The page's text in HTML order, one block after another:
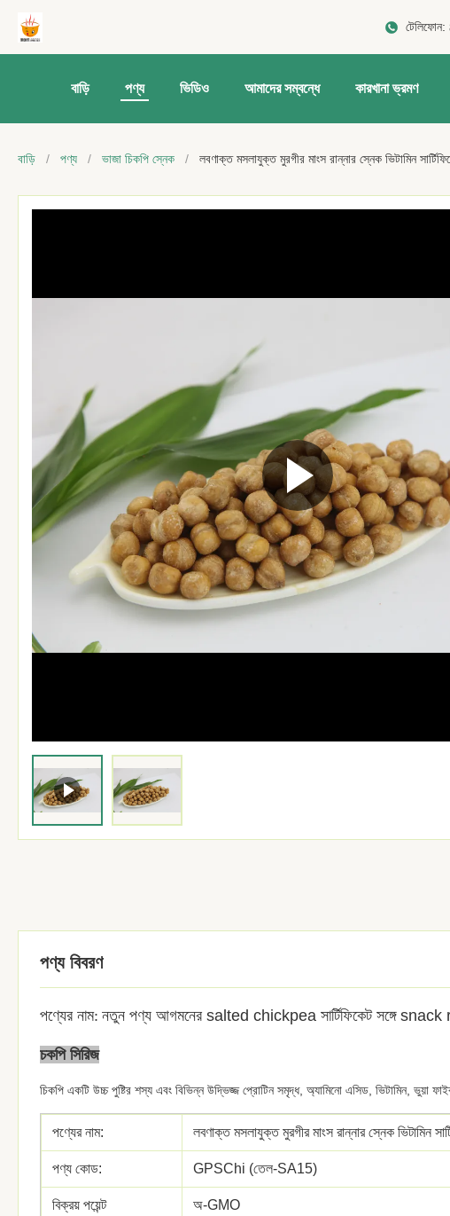
টেলিফোন:
বাড়ি পণ্য ভিডিও আমাদের সম্বন্ধে কারখানা ভ্রমণ
বাড়ি / পণ্য / ভাজা চিকপি স্নেক / লবণাক্ত মসলাযুক্ত মুরগীর মাংস রান্নার স্নেক ভিটামিন
পণ্য বিবরণ
পণ্যের নাম: নতুন পণ্য আগমনের salted chickpea সার্টিফিকেট সঙ্গে
চকপি সিরিজ
চিকপি একটি উচ্চ পুষ্টির শস্য এবং বিভিন্ন উদ্ভিজ্জ প্রোটিন সমৃদ্ধ, অ্যামিনো এসিড, ভিটামিন, ভুয়া
পণ্যের নাম: লবণাক্ত মসলাযুক্ত মুরগীর মাংস রান্নার স্নেক ভিটামিন
পণ্য কোড: GPSChi (তেল-SA15)
বিক্রয় পয়েন্ট অ-GMO